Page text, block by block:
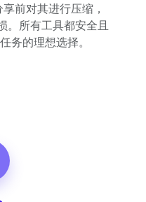
前对其进行压缩，
。所有工具都安全且
务的理想选择。